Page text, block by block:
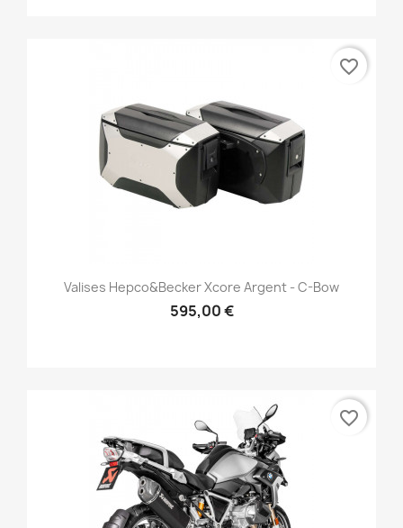
Valises Hepco&Becker Xcore Argent - C-Bow
595,00 €
favorite_border
favorite_border